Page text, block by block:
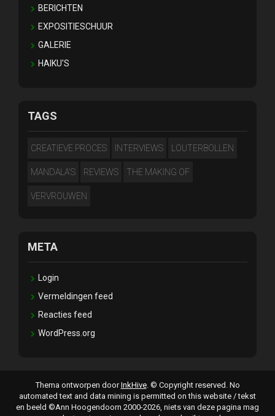
BERICHTEN
EXPOSITIESCHUUR
GALERIE
HAIKU'S
TAGS
CREATIEVE PROCES INTERVIEWS LOUTERBOLLEN
MANDALA'S REVIEWS THE MAKING OF
VERVROUWEN
META
Login
Vermeldingen feed
Reacties feed
WordPress.org
Thema ontworpen doorInkHive. © Copyright reserved. No
automated text and data mining is permitted on this website / tekst
en beeld ©Ann Hoogendoorn 2000-2026, niets van deze pagina mag